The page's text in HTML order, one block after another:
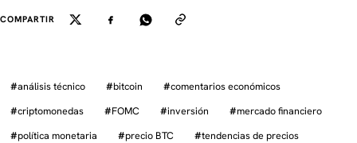
COMPARTIR
#análisis técnico #bitcoin #comentarios económicos
#criptomonedas #FOMC #inversión #mercado financiero
#política monetaria #precio BTC #tendencias de precios